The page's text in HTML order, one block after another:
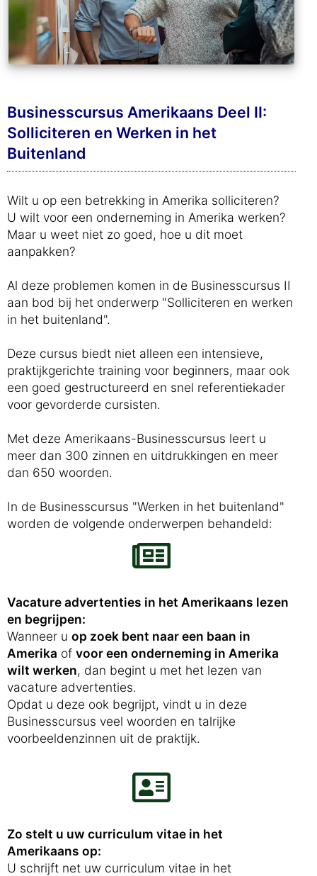
Businesscursus Amerikaans Deel II:
Solliciteren en Werken in het
Buitenland
Wilt u op een betrekking in Amerika solliciteren?
U wilt voor een onderneming in Amerika werken?
Maar u weet niet zo goed, hoe u dit moet
aanpakken?
Al deze problemen komen in de Businesscursus II
aan bod bij het onderwerp "Solliciteren en werken
in het buitenland".
Deze cursus biedt niet alleen een intensieve,
praktijkgerichte training voor beginners, maar ook
een goed gestructureerd en snel referentiekader
voor gevorderde cursisten.
Met deze Amerikaans-Businesscursus leert u
meer dan 300 zinnen en uitdrukkingen en meer
dan 650 woorden.
In de Businesscursus "Werken in het buitenland"
worden de volgende onderwerpen behandeld:
Vacature advertenties in het Amerikaans lezen
en begrijpen:
Wanneer u op zoek bent naar een baan in
Amerika of voor een onderneming in Amerika
wilt werken, dan begint u met het lezen van
vacature advertenties.
Opdat u deze ook begrijpt, vindt u in deze
Businesscursus veel woorden en talrijke
voorbeeldenzinnen uit de praktijk.
Zo stelt u uw curriculum vitae in het
Amerikaans op:
U schrijft net uw curriculum vitae in het